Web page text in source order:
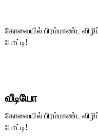
கோவையில் பிரம்மாண்ட
போட்டி!
வீடியோ
கோவையில் பிரம்மாண்ட
போட்டி!